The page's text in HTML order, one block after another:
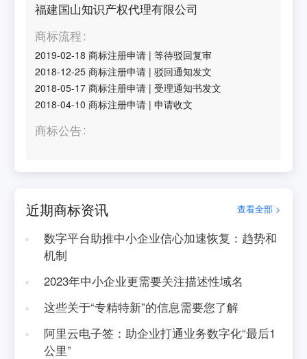
福建国山知识产权代理有限公司
商标流程
2019-02-18 商标注册申请 |等待驳回复审
2018-12-25 商标注册申请 |驳回通知发文
2018-05-17 商标注册申请 |受理通知书发文
2018-04-10 商标注册申请 |申请收文
商标公告
近期商标资讯 查看全部 >
数字平台助推中小企业信心加速恢复：趋势和
机制
2023年中小企业更需要关注描述性域名
这些关于“专精特新”的信息需要您了解
阿里云电子签：助企业打通业务数字化“最后1
公里”